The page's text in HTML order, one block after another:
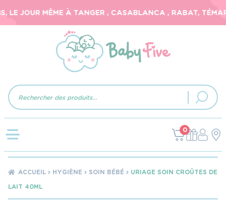
JOUR MÊME À TANGER , CASABLANCA , RABAT,
Recherche
de
produits
0
ACCUEIL HYGIÈNE SOIN BÉBÉ
URIAGE SOIN CROÛTES DE
LAIT 40ML